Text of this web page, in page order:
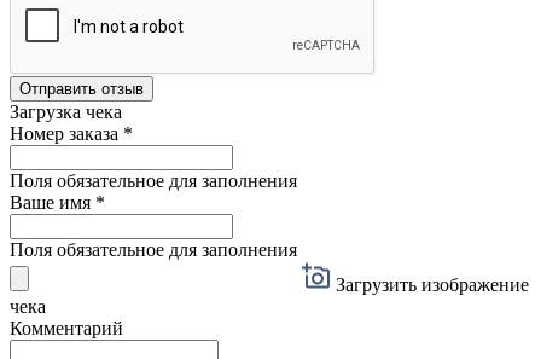
Отправить отзыв
Загрузка чека
Номер заказа *
Поля обязательное для заполнения
Ваше имя *
Поля обязательное для заполнения
Загрузить изображение
чека
Комментарий